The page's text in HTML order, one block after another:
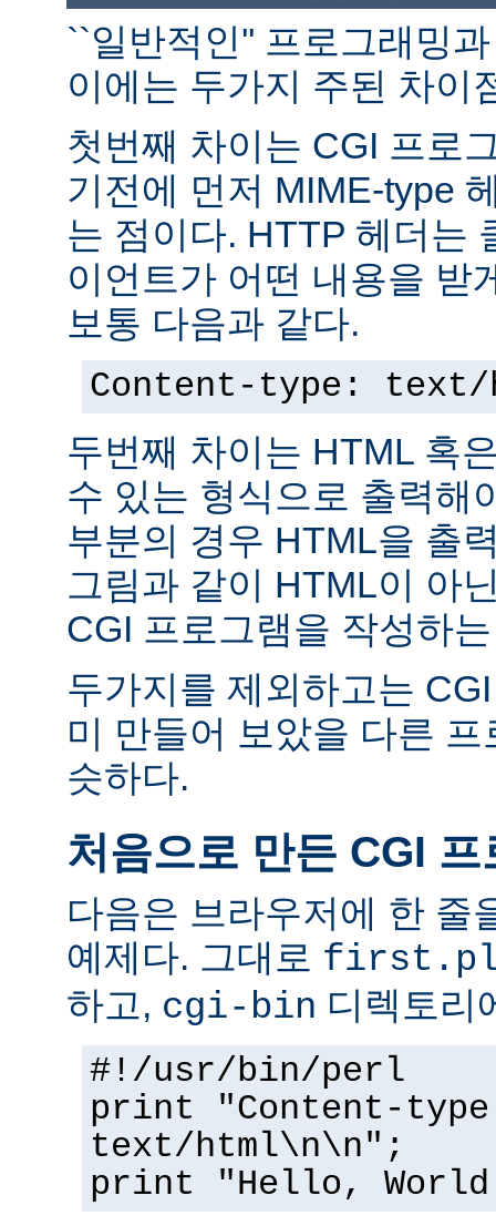
``일반적인'' 프로그래밍
이에는 두가지 주된 차이
첫번째 차이는 CGI 프로
기전에 먼저 MIME-type
는 점이다. HTTP 헤더는
이언트가 어떤 내용을 받
보통 다음과 같다.
Content-type: text/
두번째 차이는 HTML 혹
수 있는 형식으로 출력해
부분의 경우 HTML을 출
그림과 같이 HTML이 아
CGI 프로그램을 작성하
두가지를 제외하고는
미 만들어 보았을 다른
슷하다.
처음으로 만든 CGI 프
다음은 브라우저에 한 줄
예제다. 그대로
하고, cgi-bin 디렉토리
#!/usr/bin/perl
print "Content-
text/html\n\n";
print "Hello,